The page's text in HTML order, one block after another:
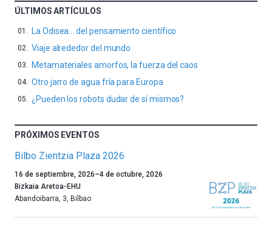
ÚLTIMOS ARTÍCULOS
La Odisea… del pensamiento científico
Viaje alrededor del mundo
Metamateriales amorfos, la fuerza del caos
Otro jarro de agua fría para Europa
¿Pueden los robots dudar de sí mismos?
PRÓXIMOS EVENTOS
Bilbo Zientzia Plaza 2026
Un
año
más,
16 de septiembre, 2026–4 de octubre, 2026
Bizkaia Aretoa-EHU
Abandoibarra, 3 Bilbao